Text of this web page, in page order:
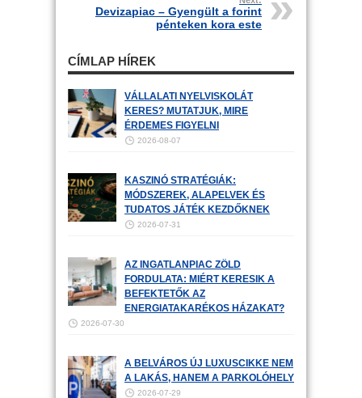
Devizapiac – Gyengült a forint
pénteken kora este
CÍMLAP HÍREK
VÁLLALATI NYELVISKOLÁT
KERES? MUTATJUK, MIRE
ÉRDEMES FIGYELNI
2026-08-07
KASZINÓ STRATÉGIÁK:
MÓDSZEREK, ALAPELVEK ÉS
TUDATOS JÁTÉK KEZDŐKNEK
2026-07-31
AZ INGATLANPIAC ZÖLD
FORDULATA: MIÉRT KERESIK A
BEFEKTETŐK AZ
ENERGIATAKARÉKOS HÁZAKAT?
2026-07-30
A BELVÁROS ÚJ LUXUSCIKKE NEM
A LAKÁS, HANEM A PARKOLÓHELY
2026-07-29